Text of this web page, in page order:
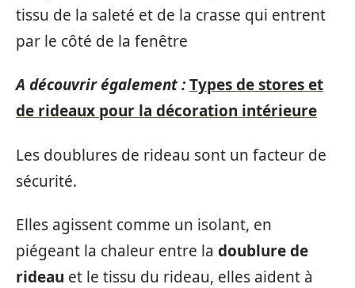
tissu de la saleté et de la crasse qui entrent
par le côté de la fenêtre
A découvrir également :Types de stores et
de rideaux pour la décoration intérieure
Les doublures de rideau sont un facteur de
sécurité.
Elles agissent comme un isolant, en
piégeant la chaleur entre la doublure de
rideau et le tissu du rideau, elles aident à